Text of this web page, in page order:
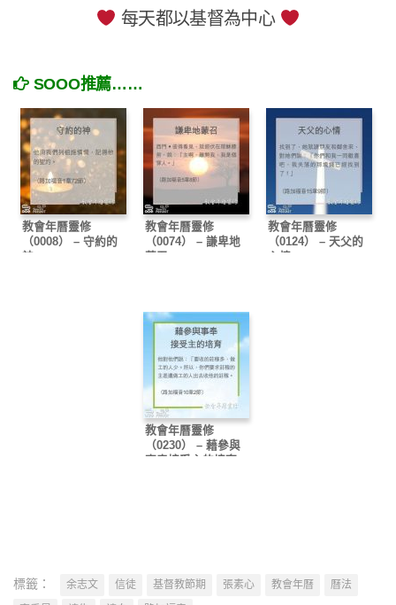
每天都以基督為中心
SOOO推薦……
教會年曆靈修
（0008） – 守約的
神
教會年曆靈修
（0074） – 謙卑地
蒙召
教會年曆靈修
（0124） – 天父的
心情
教會年曆靈修
（0230） – 藉參與
事奉接受主的培育
標籤： 余志文 信徒 基督教節期 張素心 教會年曆
曆法